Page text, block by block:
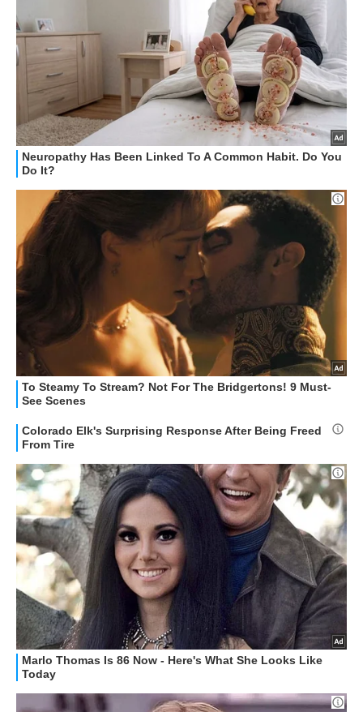
STREAMING E SERIE TV